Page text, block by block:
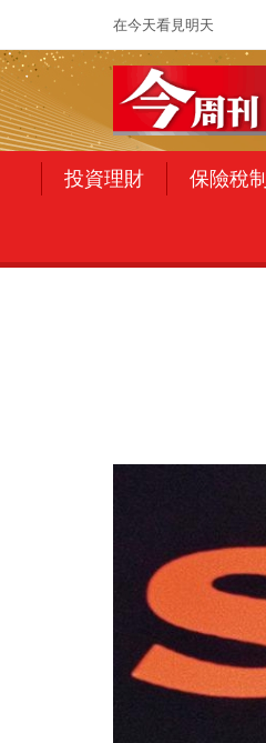
在今天看見明天
投資理財 保險稅制